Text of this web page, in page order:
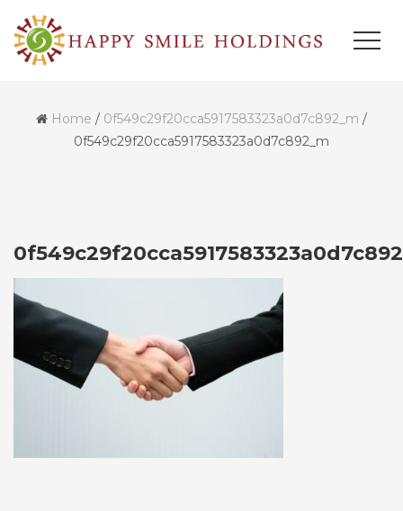
Home / 0f549c29f20cca5917583323a0d7c892_m /
0f549c29f20cca5917583323a0d7c892_m